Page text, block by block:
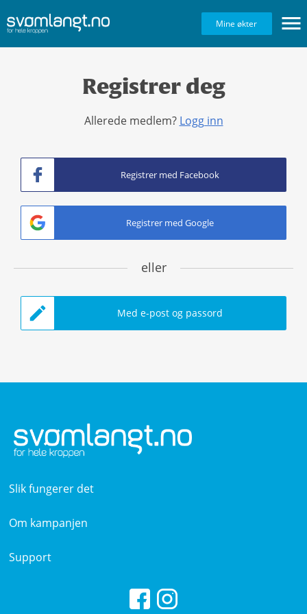
Mine økter
Registrer deg
Allerede medlem? Logg inn
Registrer med Facebook
Registrer med Google
eller
Med e-post og passord
Slik fungerer det
Om kampanjen
Support